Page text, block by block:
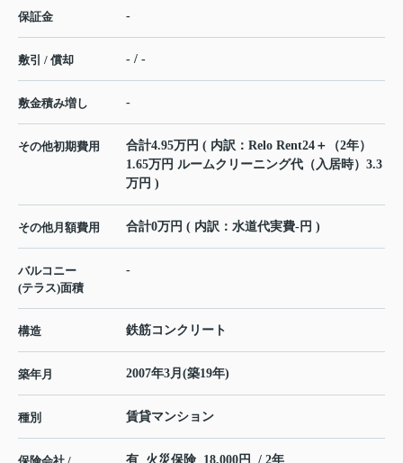
保証金 -
敷引 / 償却 - / -
敷金積み増し -
その他初期費用
合計4.95万円 ( 内訳：Relo Rent24＋（2年）
1.65万円 ルームクリーニング代（入居時）3.3
万円 )
その他月額費用 合計0万円 ( 内訳：水道代実費-円 )
バルコニー
(テラス)面積
-
構造 鉄筋コンクリート
築年月 2007年3月(築19年)
種別 賃貸マンション
有 火災保険 18,000円 / 2年